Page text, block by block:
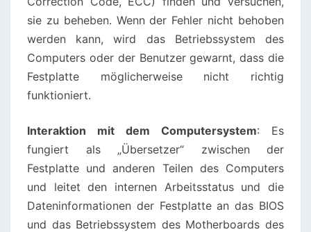
sie zu beheben. Wenn der Fehler nicht behoben
werden kann, wird das Betriebssystem des
Computers oder der Benutzer gewarnt, dass die
Festplatte möglicherweise nicht richtig
funktioniert.
Interaktion mit dem Computersystem: Es
fungiert als „Übersetzer“ zwischen der
Festplatte und anderen Teilen des Computers
und leitet den internen Arbeitsstatus und die
Dateninformationen der Festplatte an das BIOS
und das Betriebssystem des Motherboards des